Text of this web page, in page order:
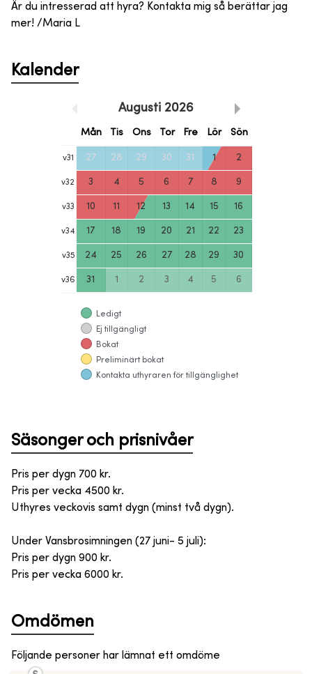
Är du intresserad att hyra? Kontakta mig så berättar jag
mer! /Maria L
Kalender
Augusti 2026
Mån Tis Ons Tor Fre Lör Sön
v31 27 28 29 30 31 1 2
v32 3 4 5 6 7 8 9
v33 10 11 12 13 14 15 16
v34 17 18 19 20 21 22 23
v35 24 25 26 27 28 29 30
v36 31 1 2 3 4 5 6
Ledigt
Ej tillgängligt
Bokat
Preliminärt bokat
Kontakta uthyraren för tillgänglighet
Säsonger och prisnivåer
Pris per dygn 700 kr.
Pris per vecka 4500 kr.
Uthyres veckovis samt dygn (minst två dygn).
Under Vansbrosimningen (27 juni- 5 juli):
Pris per dygn 900 kr.
Pris per vecka 6000 kr.
Omdömen
Följande personer har lämnat ett omdöme